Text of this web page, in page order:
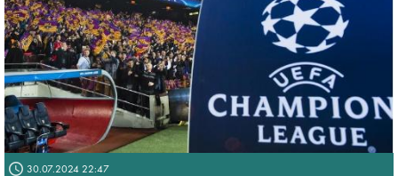
30.07.2024 22:47